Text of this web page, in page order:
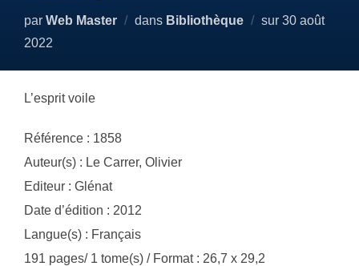
par Web Master dans Bibliothèque sur Publié
30 août
2022
L’esprit voile
Référence : 1858
Auteur(s) : Le Carrer, Olivier
Editeur : Glénat
Date d’édition : 2012
Langue(s) : Français
191 pages/ 1 tome(s) / Format : 26,7 x 29,2